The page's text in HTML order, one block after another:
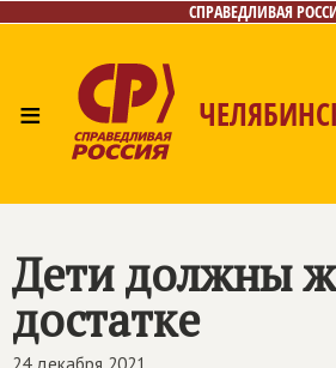
СПРАВЕДЛИВАЯ
≡
Дети должны
достатке